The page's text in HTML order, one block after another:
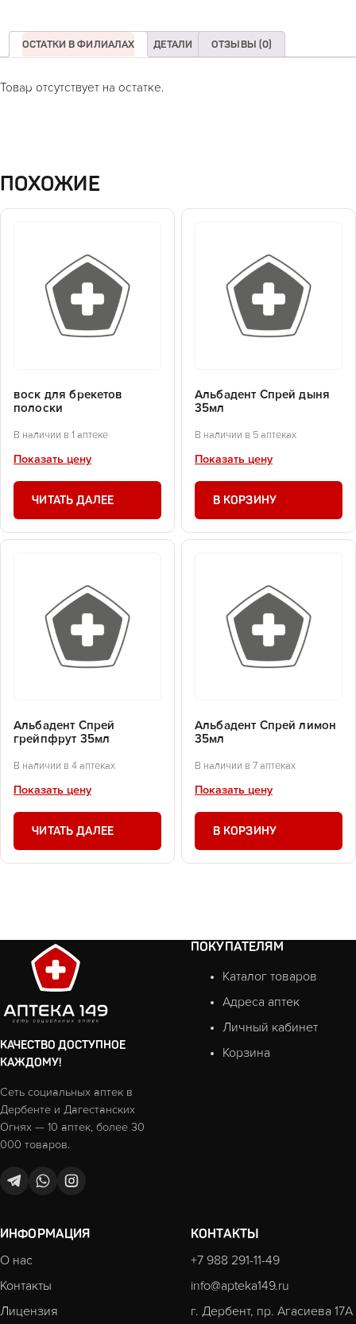
ОСТАТКИ В ФИЛИАЛАХ ДЕТАЛИ ОТЗЫВЫ (0)
Товар отсутствует на остатке.
ПОХОЖИЕ
воск для брекетов
полоски
В наличии в 1 аптеке
Показать цену
ЧИТАТЬ ДАЛЕЕ
Альбадент Спрей дыня
35мл
В наличии в 5 аптеках
Показать цену
В КОРЗИНУ
Альбадент Спрей
грейпфрут 35мл
В наличии в 4 аптеках
Показать цену
ЧИТАТЬ ДАЛЕЕ
Альбадент Спрей лимон
35мл
В наличии в 7 аптеках
Показать цену
В КОРЗИНУ
КАЧЕСТВО ДОСТУПНОЕ
КАЖДОМУ!
Сеть социальных аптек в
Дербенте и Дагестанских
Огнях — 10 аптек, более 30
000 товаров.
ПОКУПАТЕЛЯМ
Каталог товаров
Адреса аптек
Личный кабинет
Корзина
ИНФОРМАЦИЯ
О нас
Контакты
Лицензия
КОНТАКТЫ
+7 988 291-11-49
info@apteka149.ru
г. Дербент, пр. Агасиева 17А